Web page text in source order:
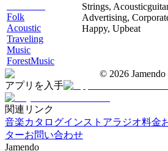
Folk
Acoustic
Traveling
Music
ForestMusic
Strings,
Advertising,
Happy, Upbeat
© 2026
アプリを入手
関連リンク
音楽カタログインストアラジオ料金
ターお問い合わせ
Jamendo